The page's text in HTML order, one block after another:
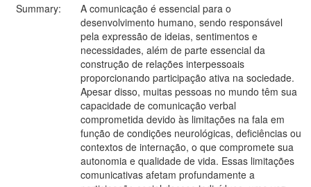
Summary:
A comunicação é essencial para o
desenvolvimento humano, sendo responsável
pela expressão de ideias, sentimentos e
necessidades, além de parte essencial da
construção de relações interpessoais
proporcionando participação ativa na sociedade.
Apesar disso, muitas pessoas no mundo têm sua
capacidade de comunicação verbal
comprometida devido às limitações na fala em
função de condições neurológicas, deficiências ou
contextos de internação, o que compromete sua
autonomia e qualidade de vida. Essas limitações
comunicativas afetam profundamente a